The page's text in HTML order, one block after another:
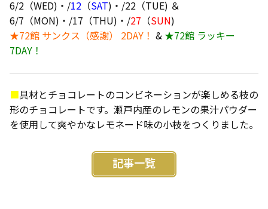
6/2（WED)・/12 （SAT)・/22（TUE) ＆
6/7（MON)・/17（THU)・/27 （SUN)
★72館 サンクス（感謝） 2DAY！ & ★72館 ラッキー
7DAY！
■具材とチョコレートのコンビネーションが楽しめる枝の
形のチョコレートです。瀬戸内産のレモンの果汁パウダー
を使用して爽やかなレモネード味の小枝をつくりました。
記事一覧